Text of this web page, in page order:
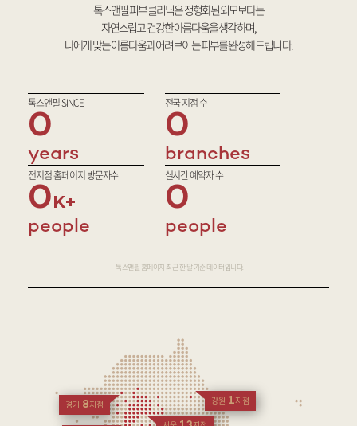
톡스앤필 피부 클리닉은 정형화된 외모보다는
자연스럽고 건강한 아름다움을 생각하며,
나에게 맞는 아름다움과 어려보이는 피부를 완성해 드립니다.
톡스앤필 SINCE
0
years
전국 지점 수
0
branches
전지점 홈페이지 방문자수
0
people
실시간 예약자 수
0
people
· 톡스앤필 홈페이지 최근 한 달 기준 데이터입니다.
경기 8지점 강원 1지점